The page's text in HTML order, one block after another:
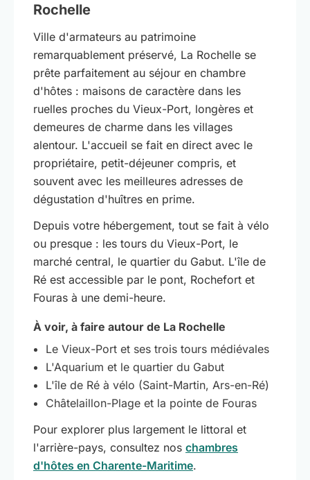
Rochelle
Ville d'armateurs au patrimoine
remarquablement préservé, La Rochelle se
prête parfaitement au séjour en chambre
d'hôtes : maisons de caractère dans les
ruelles proches du Vieux-Port, longères et
demeures de charme dans les villages
alentour. L'accueil se fait en direct avec le
propriétaire, petit-déjeuner compris, et
souvent avec les meilleures adresses de
dégustation d'huîtres en prime.
Depuis votre hébergement, tout se fait à vélo
ou presque : les tours du Vieux-Port, le
marché central, le quartier du Gabut. L'île de
Ré est accessible par le pont, Rochefort et
Fouras à une demi-heure.
À voir, à faire autour de La Rochelle
Le Vieux-Port et ses trois tours médiévales
L'Aquarium et le quartier du Gabut
L'île de Ré à vélo (Saint-Martin, Ars-en-Ré)
Châtelaillon-Plage et la pointe de Fouras
Pour explorer plus largement le littoral et
l'arrière-pays, consultez nos chambres
d'hôtes en Charente-Maritime.